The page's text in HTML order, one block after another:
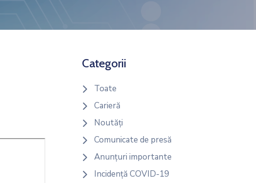
Categorii
Toate
Carieră
Noutăți
Comunicate de presă
Anunțuri importante
Incidență COVID-19